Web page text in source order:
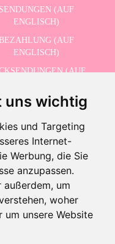
uns wichtig
und Targeting
Internet-
Werbung, die Sie
anzupassen.
um
woher
um unsere Website
SENDUNGEN (AUF
ENGLISCH)
BEZAHLUNG (AUF
ENGLISCH)
(AUF
KONTAKT
AUF ENGLISCH